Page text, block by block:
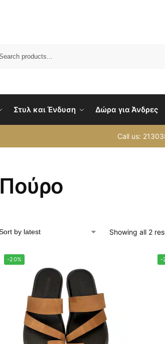
Στυλ και Ένδυση Δώρα για Άνδρες
Call us:
Πούρο
Showing all 2
-20% -